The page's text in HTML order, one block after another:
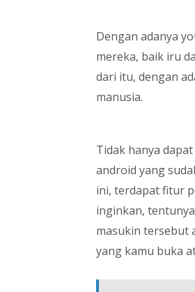
Dengan adanya
mereka, baik iru
dari itu, dengan
manusia.
Tidak hanya
android yang
ini, terdapat fitur
inginkan,
masukin tersebut
yang kamu buka